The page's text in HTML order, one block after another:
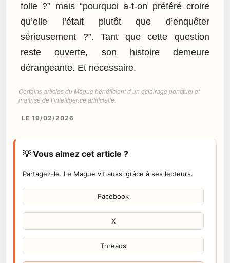
folle ?” mais “pourquoi a-t-on préféré croire
qu’elle l’était plutôt que d’enquêter
sérieusement ?”. Tant que cette question
reste ouverte, son histoire demeure
dérangeante. Et nécessaire.
Certains articles du Mague bénéficient d’un éclairage ponctuel et
maîtrisé de l’intelligence artificielle.
LE 19/02/2026
💡 Vous aimez cet article ?
Partagez-le. Le Mague vit aussi grâce à ses lecteurs.
Facebook
X
Threads